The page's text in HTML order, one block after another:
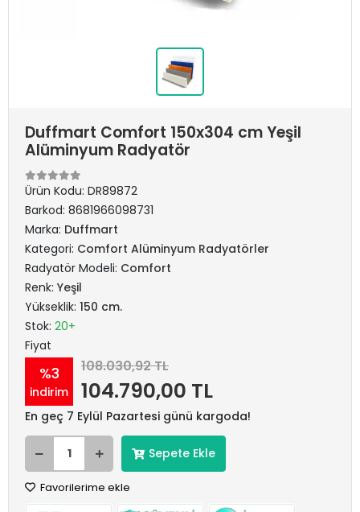
Duffmart Comfort 150x304 cm Yeşil
Alüminyum Radyatör
Ürün Kodu: DR89872
Barkod: 8681966098731
Marka: Duffmart
Kategori: Comfort Alüminyum Radyatörler
Radyatör Modeli: Comfort
Renk: Yeşil
Yükseklik: 150 cm.
Stok: 20+
Fiyat
%3
indirim
108.030,92 TL
104.790,00 TL
En geç 7 Eylül Pazartesi günü kargoda!
Sepete Ekle
Favorilerime ekle